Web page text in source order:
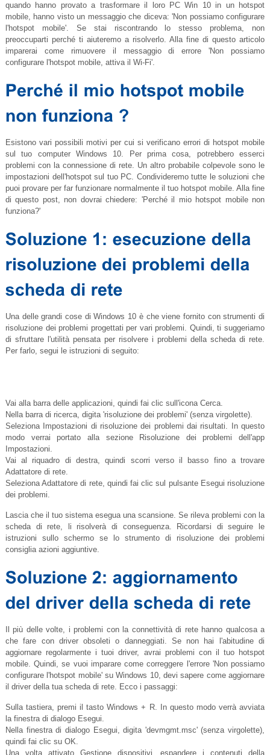
quando hanno provato a trasformare il loro PC Win 10 in un hotspot
mobile, hanno visto un messaggio che diceva: 'Non possiamo configurare
l'hotspot mobile'. Se stai riscontrando lo stesso problema, non
preoccuparti perché ti aiuteremo a risolverlo. Alla fine di questo articolo
imparerai come rimuovere il messaggio di errore 'Non possiamo
configurare l'hotspot mobile, attiva il Wi-Fi'.
Esistono vari possibili motivi per cui si verificano errori di hotspot mobile
sul tuo computer Windows 10. Per prima cosa, potrebbero esserci
problemi con la connessione di rete. Un altro probabile colpevole sono le
impostazioni dell'hotspot sul tuo PC. Condivideremo tutte le soluzioni che
puoi provare per far funzionare normalmente il tuo hotspot mobile. Alla fine
di questo post, non dovrai chiedere: 'Perché il mio hotspot mobile non
funziona?'
Una delle grandi cose di Windows 10 è che viene fornito con strumenti di
risoluzione dei problemi progettati per vari problemi. Quindi, ti suggeriamo
di sfruttare l'utilità pensata per risolvere i problemi della scheda di rete.
Per farlo, segui le istruzioni di seguito:
Vai alla barra delle applicazioni, quindi fai clic sull'icona Cerca.
Nella barra di ricerca, digita 'risoluzione dei problemi' (senza virgolette).
Seleziona Impostazioni di risoluzione dei problemi dai risultati. In questo
modo verrai portato alla sezione Risoluzione dei problemi dell'app
Impostazioni.
Vai al riquadro di destra, quindi scorri verso il basso fino a trovare
Adattatore di rete.
Seleziona Adattatore di rete, quindi fai clic sul pulsante Esegui risoluzione
dei problemi.
Lascia che il tuo sistema esegua una scansione. Se rileva problemi con la
scheda di rete, li risolverà di conseguenza. Ricordarsi di seguire le
istruzioni sullo schermo se lo strumento di risoluzione dei problemi
consiglia azioni aggiuntive.
Il più delle volte, i problemi con la connettività di rete hanno qualcosa a
che fare con driver obsoleti o danneggiati. Se non hai l'abitudine di
aggiornare regolarmente i tuoi driver, avrai problemi con il tuo hotspot
mobile. Quindi, se vuoi imparare come correggere l'errore 'Non possiamo
configurare l'hotspot mobile' su Windows 10, devi sapere come aggiornare
il driver della tua scheda di rete. Ecco i passaggi:
Sulla tastiera, premi il tasto Windows + R. In questo modo verrà avviata
la finestra di dialogo Esegui.
Nella finestra di dialogo Esegui, digita 'devmgmt.msc' (senza virgolette),
quindi fai clic su OK.
Una volta attivato Gestione dispositivi, espandere i contenuti della